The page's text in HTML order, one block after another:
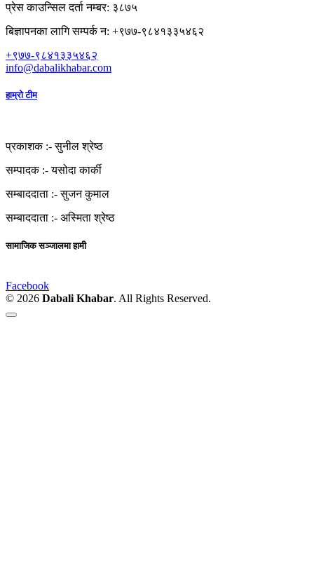
प्रेस काउन्सिल दर्ता नम्बर: ३८७५
बिज्ञापनका लागि सम्पर्क न: +९७७-९८४१३३५४६२
+९७७-९८४१३३५४६२
info@dabalikhabar.com
हाम्रो टीम
प्रकाशक :-सुनील श्रेष्ठ
सम्पादक :-यसोदा कार्की
सम्बाददाता :-सुजन कुमाल
सम्बाददाता :- अस्मिता श्रेष्ठ
सामाजिक सञ्जालमा हामी
Facebook
© 2026 Dabali Khabar. All Rights Reserved.